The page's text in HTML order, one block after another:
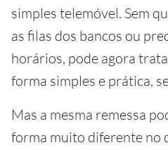
simples telemóvel. Sem
as filas dos bancos ou
horários, pode agora
forma simples e prática,
Mas a mesma remessa
forma muito diferente no